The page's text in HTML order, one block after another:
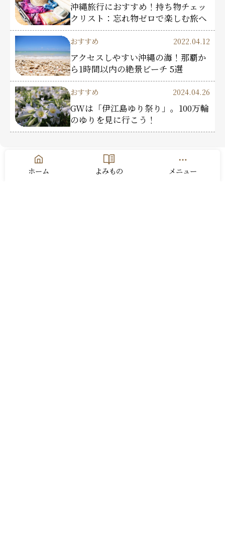
沖縄旅行におすすめ！持ち物チェッ
クリスト：忘れ物ゼロで楽しむ旅へ
おすすめ 2022.04.12
アクセスしやすい沖縄の海！那覇か
ら1時間以内の絶景ビーチ 5選
おすすめ 2024.04.26
GWは「伊江島ゆり祭り」。100万輪
のゆりを見に行こう！
ホーム よみもの メニュー